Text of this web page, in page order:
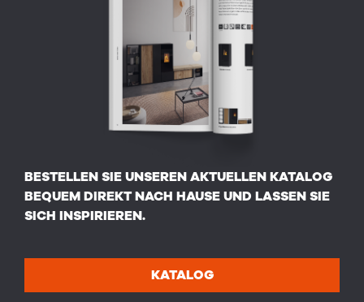
BESTELLEN SIE UNSEREN AKTUELLEN KATALOG
BEQUEM DIREKT NACH HAUSE UND LASSEN SIE
SICH INSPIRIEREN.
KATALOG